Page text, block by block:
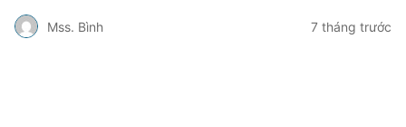
Mss. Bình 7 tháng trước